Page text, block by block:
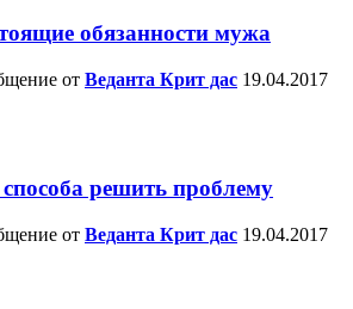
обязанности мужа
от Веданта Крит дас 19.04.2017
решить проблему
от Веданта Крит дас 19.04.2017